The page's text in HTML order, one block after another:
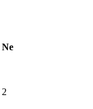
Ne
2